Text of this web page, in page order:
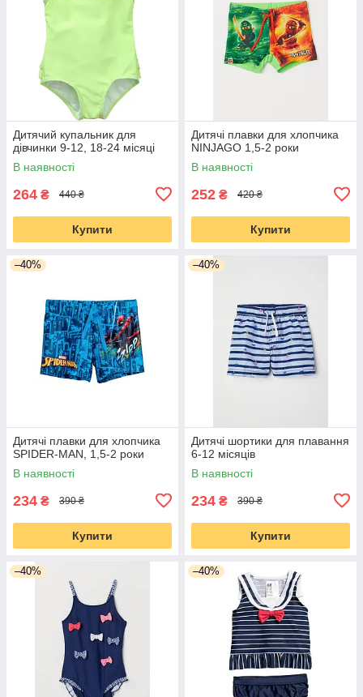
Дитячий купальник для
дівчинки 9-12, 18-24 місяці
В наявності
264 ₴ 440 ₴
Купити
Дитячі плавки для хлопчика
NINJAGO 1,5-2 роки
В наявності
252 ₴ 420 ₴
Купити
–40%
Дитячі плавки для хлопчика
SPIDER-MAN, 1,5-2 роки
В наявності
234 ₴ 390 ₴
Купити
–40%
Дитячі шортики для плавання
6-12 місяців
В наявності
234 ₴ 390 ₴
Купити
–40% –40%